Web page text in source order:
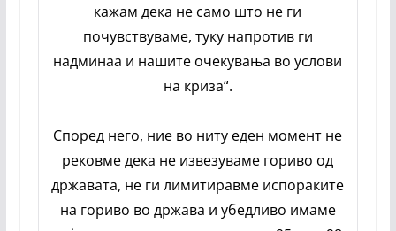
кажам дека не само што не ги
почувствуваме, туку напротив ги
надминаа и нашите очекувања во услови
на криза“.
Според него, ние во ниту еден момент не
рековме дека не извезуваме гориво од
државата, не ги лимитиравме испораките
на гориво во држава и убедливо имаме